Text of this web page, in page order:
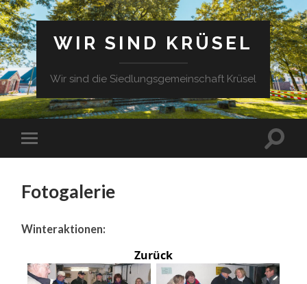
WIR SIND KRÜSEL
Wir sind die Siedlungsgemeinschaft Krüsel
Fotogalerie
Winteraktionen:
Zurück